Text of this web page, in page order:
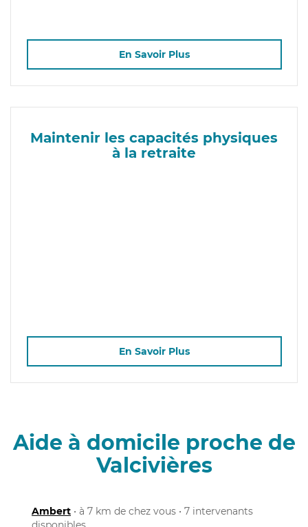
En Savoir Plus
Maintenir les capacités physiques
à la retraite
En Savoir Plus
Aide à domicile proche de
Valcivières
Ambert • à 7 km de chez vous • 7 intervenants